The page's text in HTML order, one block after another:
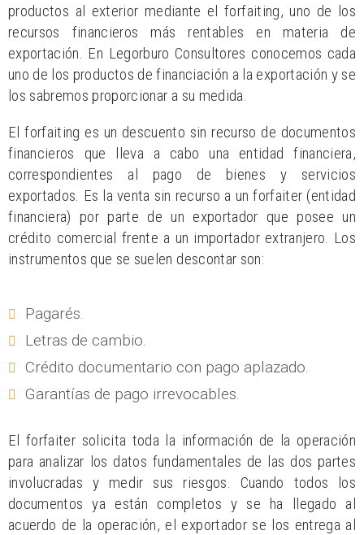
productos al exterior mediante el forfaiting, uno de los
recursos financieros más rentables en materia de
exportación. En Legorburo Consultores conocemos cada
uno de los productos de financiación a la exportación y se
los sabremos proporcionar a su medida.
El forfaiting es un descuento sin recurso de documentos
financieros que lleva a cabo una entidad financiera,
correspondientes al pago de bienes y servicios
exportados. Es la venta sin recurso a un forfaiter (entidad
financiera) por parte de un exportador que posee un
crédito comercial frente a un importador extranjero. Los
instrumentos que se suelen descontar son:
Pagarés.
Letras de cambio.
Crédito documentario con pago aplazado.
Garantías de pago irrevocables.
El forfaiter solicita toda la información de la operación
para analizar los datos fundamentales de las dos partes
involucradas y medir sus riesgos. Cuando todos los
documentos ya están completos y se ha llegado al
acuerdo de la operación, el exportador se los entrega al